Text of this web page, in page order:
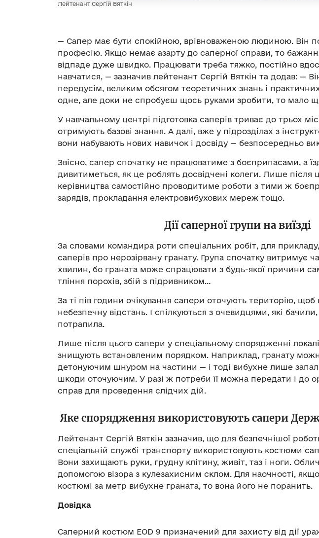
Лейтенант Сергій Вяткін
— Сапер має бути спокійною, врівноваженою людиною. Він
професію. Якщо немає азарту до саперної справи, то
відпаде дуже швидко. Працювати треба тяжко, постійно
навчатися, — зазначив лейтенант Сергій Вяткін та додав: —
передусім, великим обсягом теоретичних знань і
одне, але доки не спробуєш щось руками зробити, то мало
У навчальному центрі підготовка саперів триває до трьох
отримують базові знання. А далі, вже у підрозділах з
вони набувають нових навичок і досвіду — безпосередньо
Звісно, сапер спочатку не працюватиме з боєприпасами, а
дивитиметься, як це роблять досвідчені колеги. Лише після
керівництва самостійно проводитиме роботи з тими ж
зарядів, прокладання електровибухових мереж тощо.
Дії саперної групи на виїзді
За словами командира роти спеціальних робіт, для
саперів про нерозірвану гранату. Група спочатку витримує
хвилин, бо граната може спрацювати з будь-якої причини
тління порохів, збій з підривником…
За ті пів години очікування сапери оточують територію, щоб
небезпечну відстань. І спілкуються з очевидцями, які
потрапила.
Лише після цього сапери у спеціальному спорядженні
знищують встановленим порядком. Наприклад, гранату
детонуючим шнуром на частини — і тоді вибухне лише
шкоди оточуючим. У разі ж потреби її можна передати і до
справ для проведення слідчих дій.
Яке спорядження використовують сапери
Лейтенант Сергій Вяткін зазначив, що для безпечнішої
спеціальній службі транспорту використовують костюми
Вони захищають руки, грудну клітину, живіт, таз і ноги.
допомогою візора з кулезахисним склом. Для наочності,
костюмі за метр вибухне граната, то вона його не поранить.
Довідка
Саперний костюм EOD 9 призначений для захисту від дії